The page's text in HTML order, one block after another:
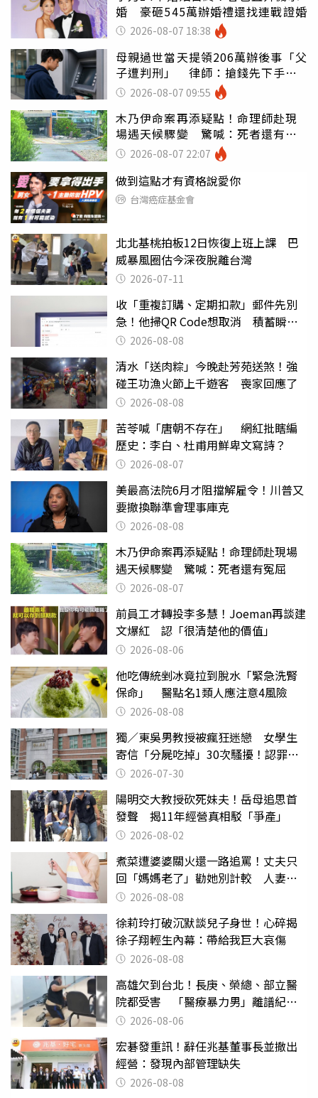
婚 豪砸545萬辦婚禮還找連戰證婚
2026-08-07 18:38
母親過世當天提領206萬辦後事「父
子遭判刑」 律師：搶錢先下手是
罪 2026-08-07 09:55
木乃伊命案再添疑點！命理師赴現
場遇天候驟變 驚喊：死者還有冤
屈 2026-08-07 22:07
做到這點才有資格說愛你
台灣癌症基金會
北北基桃拍板12日恢復上班上課 巴
威暴風圈估今深夜脫離台灣
2026-07-11
收「重複訂購、定期扣款」郵件先別
急！他掃QR Code想取消 積蓄瞬間
蒸發2026-08-08
清水「送肉粽」今晚赴芳苑送煞！強
碰王功漁火節上千遊客 喪家回應了
2026-08-08
苦苓喊「唐朝不存在」 網紅批瞎編
歷史：李白、杜甫用鮮卑文寫詩？
2026-08-07
美最高法院6月才阻擋解雇令！川普又
要撤換聯準會理事庫克
2026-08-08
木乃伊命案再添疑點！命理師赴現場
遇天候驟變 驚喊：死者還有冤屈
2026-08-07
前員工才轉投李多慧！Joeman再談建
文爆紅 認「很清楚他的價值」
2026-08-06
他吃傳統剉冰竟拉到脫水「緊急洗腎
保命」 醫點名1類人應注意4風險
2026-08-08
獨／東吳男教授被瘋狂迷戀 女學生
寄信「分屍吃掉」30次騷擾！認罪免
關 2026-07-30
陽明交大教授砍死妹夫！岳母追思首
發聲 揭11年經營真相駁「爭產」
2026-08-02
煮菜遭婆婆關火還一路追罵！丈夫只
回「媽媽老了」勸她別計較 人妻超
崩潰：我像台傭
2026-08-08
徐莉玲打破沉默談兒子身世！心碎揭
徐子翔輕生內幕：帶給我巨大哀傷
2026-08-08
高雄欠到台北！長庚、榮總、部立醫
院都受害 「醫療暴力男」離譜紀錄
曝光2026-08-06
宏碁發重訊！辭任兆基董事長並撤出
經營：發現內部管理缺失
2026-08-08